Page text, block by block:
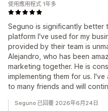
Seguno is significantly better
platform I've used for my
provided by their team is
Alejandro, who has been
marketing together. He is
implementing them for us.
to many friends and will
使用應用程式 1年多
Seguno 已回覆 2026年6月24日